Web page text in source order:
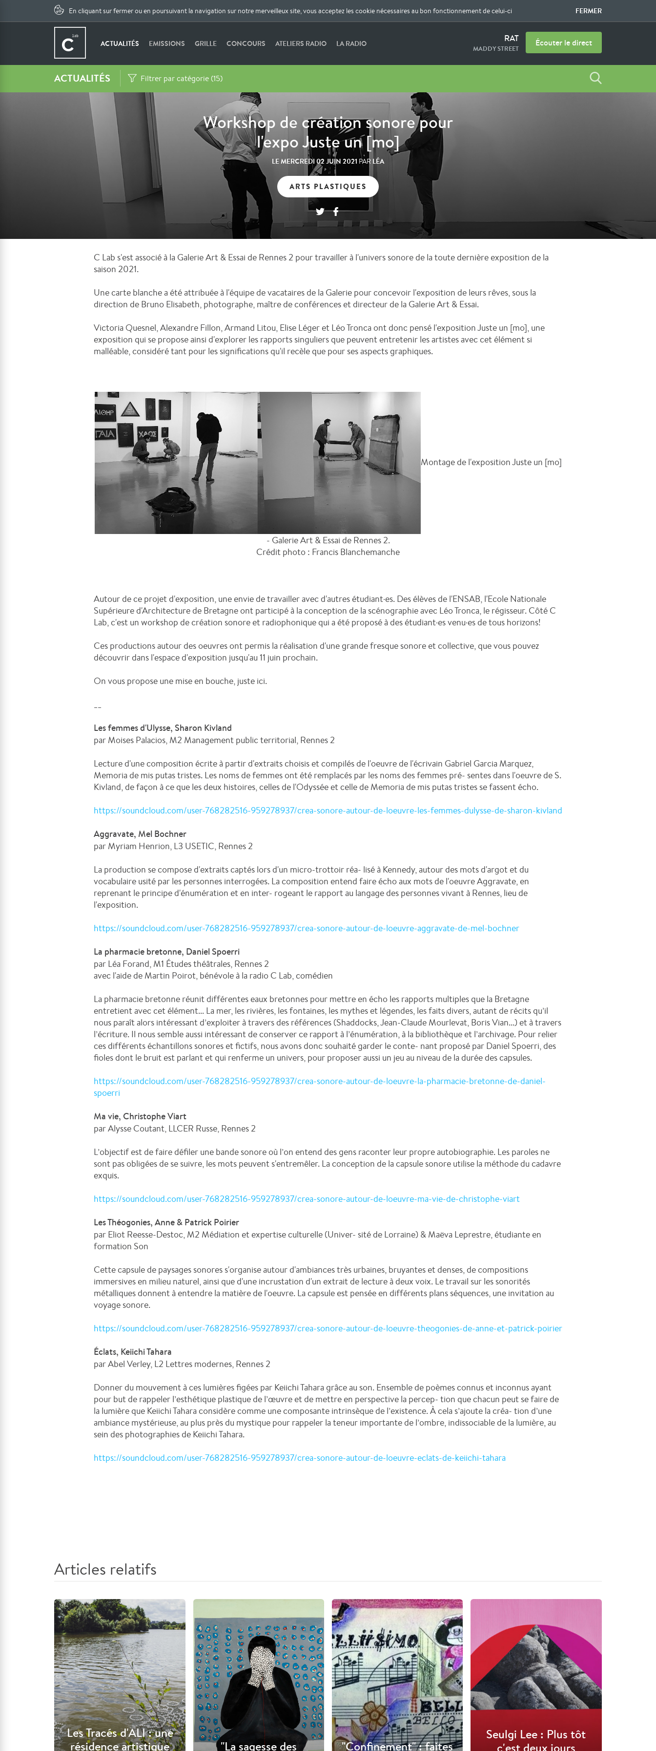
En cliquant sur fermer ou en poursuivant la navigation sur notre merveilleux site, vous acceptez les cookie nécessaires au bon fonctionnement de celui-ci FERMER
ACTUALITÉS EMISSIONS GRILLE CONCOURS ATELIERS RADIO LA RADIO RAT
MADDY STREET
Écouter le direct
ACTUALITÉS Filtrer par catégorie (15)
Workshop de création sonore pour
l'expo Juste un [mo]
LEMERCREDI 02 JUIN 2021 PAR LÉA
ARTS PLASTIQUES
C Lab s'est associé à la Galerie Art & Essai de Rennes 2 pour travailler à l'univers sonore de la toute dernière exposition de la
saison 2021.
Une carte blanche a été attribuée à l'équipe de vacataires de la Galerie pour concevoir l'exposition de leurs rêves, sous la
direction de Bruno Elisabeth, photographe, maître de conférences et directeur de la Galerie Art & Essai.
Victoria Quesnel, Alexandre Fillon, Armand Litou, Elise Léger et Léo Tronca ont donc pensé l'exposition Juste un [mo], une
exposition qui se propose ainsi d'explorer les rapports singuliers que peuvent entretenir les artistes avec cet élément si
malléable, considéré tant pour les significations qu'il recèle que pour ses aspects graphiques.
Montage de l'exposition Juste un [mo]
- Galerie Art & Essai de Rennes 2.
Crédit photo : Francis Blanchemanche
Autour de ce projet d'exposition, une envie de travailler avec d'autres étudiant·es. Des élèves de l'ENSAB, l'Ecole Nationale
Supérieure d'Architecture de Bretagne ont participé à la conception de la scénographie avec Léo Tronca, le régisseur. Côté C
Lab, c'est un workshop de création sonore et radiophonique qui a été proposé à des étudiant·es venu·es de tous horizons!
Ces productions autour des oeuvres ont permis la réalisation d'une grande fresque sonore et collective, que vous pouvez
découvrir dans l'espace d'exposition jusqu'au 11 juin prochain.
On vous propose une mise en bouche, juste ici.
Les femmes d'Ulysse, Sharon Kivland
par Moises Palacios, M2 Management public territorial, Rennes 2
Lecture d'une composition écrite à partir d'extraits choisis et compilés de l'oeuvre de l'écrivain Gabriel Garcia Marquez,
Memoria de mis putas tristes. Les noms de femmes ont été remplacés par les noms des femmes pré- sentes dans l'oeuvre de S.
Kivland, de façon à ce que les deux histoires, celles de l'Odyssée et celle de Memoria de mis putas tristes se fassent écho.
https://soundcloud.com/user-768282516-959278937/crea-sonore-autour-de-loeuvre-les-femmes-dulysse-de-sharon-kivland
Aggravate, Mel Bochner
par Myriam Henrion, L3 USETIC, Rennes 2
La production se compose d'extraits captés lors d'un micro-trottoir réa- lisé à Kennedy, autour des mots d'argot et du
vocabulaire usité par les personnes interrogées. La composition entend faire écho aux mots de l'oeuvre Aggravate, en
reprenant le principe d'énumération et en inter- rogeant le rapport au langage des personnes vivant à Rennes, lieu de
l'exposition.
https://soundcloud.com/user-768282516-959278937/crea-sonore-autour-de-loeuvre-aggravate-de-mel-bochner
La pharmacie bretonne, Daniel Spoerri
par Léa Forand, M1 Études théâtrales, Rennes 2
avec l'aide de Martin Poirot, bénévole à la radio C Lab, comédien
La pharmacie bretonne réunit différentes eaux bretonnes pour mettre en écho les rapports multiples que la Bretagne
entretient avec cet élément... La mer, les rivières, les fontaines, les mythes et légendes, les faits divers, autant de récits qu’il
nous paraît alors intéressant d’exploiter à travers des références (Shaddocks, Jean-Claude Mourlevat, Boris Vian...) et à travers
l’écriture. Il nous semble aussi intéressant de conserver ce rapport à l’énumération, à la bibliothèque et l’archivage. Pour relier
ces différents échantillons sonores et fictifs, nous avons donc souhaité garder le conte- nant proposé par Daniel Spoerri, des
fioles dont le bruit est parlant et qui renferme un univers, pour proposer aussi un jeu au niveau de la durée des capsules.
https://soundcloud.com/user-768282516-959278937/crea-sonore-autour-de-loeuvre-la-pharmacie-bretonne-de-daniel-
spoerri
Ma vie, Christophe Viart
par Alysse Coutant, LLCER Russe, Rennes 2
L’objectif est de faire défiler une bande sonore où l’on entend des gens raconter leur propre autobiographie. Les paroles ne
sont pas obligées de se suivre, les mots peuvent s'entremêler. La conception de la capsule sonore utilise la méthode du cadavre
exquis.
https://soundcloud.com/user-768282516-959278937/crea-sonore-autour-de-loeuvre-ma-vie-de-christophe-viart
Les Théogonies, Anne & Patrick Poirier
par Eliot Reesse-Destoc, M2 Médiation et expertise culturelle (Univer- sité de Lorraine) & Maëva Leprestre, étudiante en
formation Son
Cette capsule de paysages sonores s'organise autour d'ambiances très urbaines, bruyantes et denses, de compositions
immersives en milieu naturel, ainsi que d'une incrustation d'un extrait de lecture à deux voix. Le travail sur les sonorités
métalliques donnent à entendre la matière de l'oeuvre. La capsule est pensée en différents plans séquences, une invitation au
voyage sonore.
https://soundcloud.com/user-768282516-959278937/crea-sonore-autour-de-loeuvre-theogonies-de-anne-et-patrick-poirier
Éclats, Keiichi Tahara
par Abel Verley, L2 Lettres modernes, Rennes 2
Donner du mouvement à ces lumières figées par Keiichi Tahara grâce au son. Ensemble de poèmes connus et inconnus ayant
pour but de rappeler l’esthétique plastique de l’œuvre et de mettre en perspective la percep- tion que chacun peut se faire de
la lumière que Keiichi Tahara considère comme une composante intrinsèque de l’existence. À cela s’ajoute la créa- tion d’une
ambiance mystérieuse, au plus près du mystique pour rappeler la teneur importante de l’ombre, indissociable de la lumière, au
sein des photographies de Keiichi Tahara.
https://soundcloud.com/user-768282516-959278937/crea-sonore-autour-de-loeuvre-eclats-de-keiichi-tahara
Articles relatifs
Les Tracés d'ALI : une
résidence artistique
"La sagesse des "Confinement" : faites
Seulgi Lee : Plus tôt
c'est deux jours